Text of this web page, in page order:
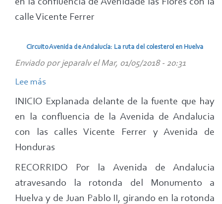
Conocer
desde
nuestro
Torrejón
(Huelva)
en la confluencia de Avenidade las Flores con la
calle Vicente Ferrer
Circuito Avenida de Andalucía: La ruta del colesterol en Huelva
Enviado porjeparalvelMar, 01/05/2018 - 20:31
Lee más
Circuito
Andalucía:
La
ruta
del
colesterol
INICIO Explanada delante de la fuente que hay
en la confluencia de la Avenida de Andalucia
con las calles Vicente Ferrer y Avenida de
Honduras
RECORRIDO Por la Avenida de Andalucia
atravesando la rotonda del Monumento a
Huelva y de Juan Pablo II, girando en la rotonda